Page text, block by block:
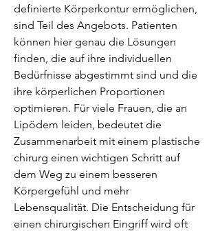
definierte Körperkontur ermöglichen,
sind Teil des Angebots. Patienten
können hier genau die Lösungen
finden, die auf ihre individuellen
Bedürfnisse abgestimmt sind und die
ihre körperlichen Proportionen
optimieren. Für viele Frauen, die an
Lipödem leiden, bedeutet die
Zusammenarbeit mit einem plastische
chirurg einen wichtigen Schritt auf
dem Weg zu einem besseren
Körpergefühl und mehr
Lebensqualität. Die Entscheidung für
einen chirurgischen Eingriff wird oft